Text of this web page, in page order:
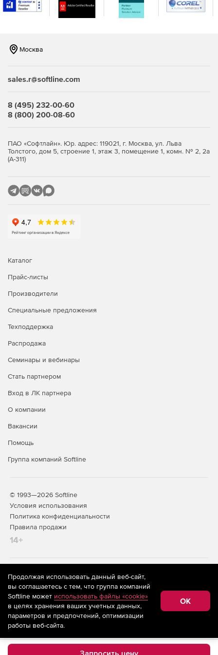
Москва
sales.r@softline.com
8 (495) 232-00-60
8 (800) 200-08-60
ПАО «Софтлайн». Юр. адрес: 119021, г. Москва, ул. Льва
Толстого, дом 5, строение 1, этаж 3, помещение 1, комн. № 2, 2а
(А-311)
Каталог
Прайс-листы
Производители
Специальные предложения
Техподдержка
Распродажа
Семинары и вебинары
Стать партнером
Вход в ЛК партнера
О компании
Вакансии
Помощь
Группа компаний Softline
© 1993—2026 Softline
Условия использования
Политика конфиденциальности
Правила продажи
14+
На информационном ресурсе store.softline.ru применяются
рекомендательные технологии
(информационные технологии
предоставления информации на основе сбора,
систематизации и анализа сведений, относящихся к
предпочтениям пользователей сети «Интернет»,
находящихся на территории Российской Федерации)
Продолжая использовать данный веб-сайт,
вы соглашаетесь с тем, что группа компаний
Softline может использовать файлы «cookie»
в целях хранения ваших учетных данных,
параметров и предпочтений, оптимизации
работы веб-сайта.
OK